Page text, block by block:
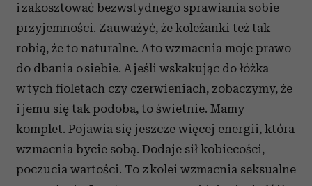
i zakosztować bezwstydnego sprawiania sobie
przyjemności. Zauważyć, że koleżanki też tak
robią, że to naturalne. A to wzmacnia moje prawo
do dbania o siebie. A jeśli wskakując do łóżka
w tych fioletach czy czerwieniach, zobaczymy, że
i jemu się tak podoba, to świetnie. Mamy
komplet. Pojawia się jeszcze więcej energii, która
wzmacnia bycie sobą. Dodaje sił kobiecości,
poczucia wartości. To z kolei wzmacnia seksualne